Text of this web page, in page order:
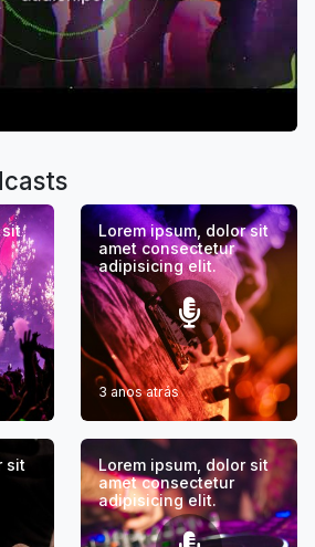
sit
Lorem ipsum, dolor sit
amet consectetur
adipisicing elit.
3 anos atrás
sit
Lorem ipsum, dolor sit
amet consectetur
adipisicing elit.